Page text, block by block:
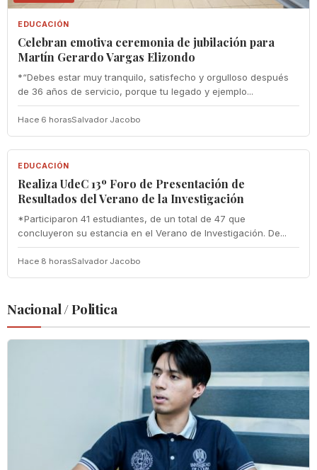
EDUCACIÓN
Celebran emotiva ceremonia de jubilación para
Martín Gerardo Vargas Elizondo
*“Debes estar muy tranquilo, satisfecho y orgulloso después
de 36 años de servicio, porque tu legado y ejemplo...
Hace 6 horasSalvador Jacobo
EDUCACIÓN
EDUCACIÓN
Realiza UdeC 13º Foro de Presentación de
Resultados del Verano de la Investigación
*Participaron 41 estudiantes, de un total de 47 que
concluyeron su estancia en el Verano de Investigación. De...
Hace 8 horasSalvador Jacobo
Nacional / Politica